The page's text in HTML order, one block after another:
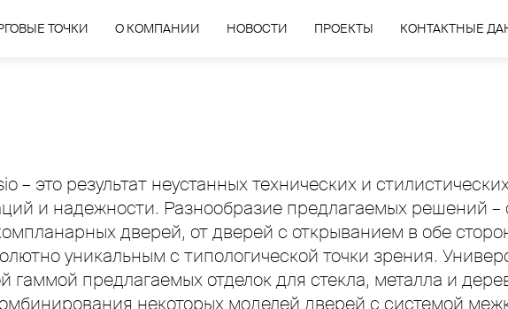
ТОЧКИ О КОМПАНИИ НОВОСТИ ПРОЕКТЫ КОНТАКТНЫЕ
– это результат неустанных технических и
и надежности. Разнообразие предлагаемых решений
дверей, от дверей с открыванием в обе
уникальным с типологической точки зрения.
гаммой предлагаемых отделок для стекла, металла и
некоторых моделей дверей с системой